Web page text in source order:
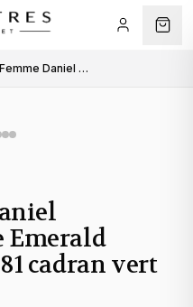
Montre Femme Daniel Wellington Petite Emerald 36mm DW00100481 cadran vert
Emerald
cadran vert